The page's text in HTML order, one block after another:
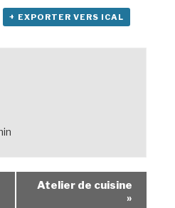
+ EXPORTER VERS ICAL
Atelier de cuisine
»